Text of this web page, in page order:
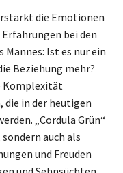
die Emotionen
bei den
Mannes: Ist es nur ein
Beziehung mehr?
Komplexität
die in der heutigen
„Cordula Grün“
auch als
und Freuden